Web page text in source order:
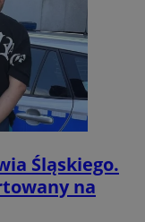
Śląskiego.
na